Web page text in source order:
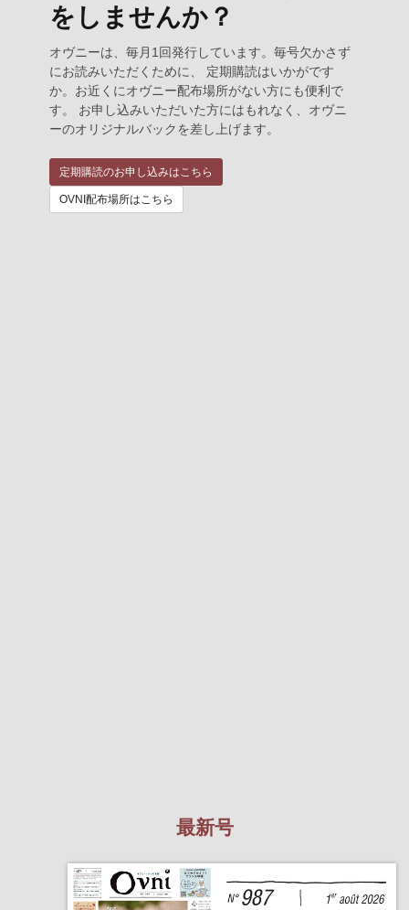
をしませんか？
オヴニーは、毎月1回発行しています。毎号欠かさず
にお読みいただくために、 定期購読はいかがです
か。お近くにオヴニー配布場所がない方にも便利で
す。 お申し込みいただいた方にはもれなく、オヴニ
ーのオリジナルバックを差し上げます。
定期購読のお申し込みはこちら
OVNI配布場所はこちら
最新号